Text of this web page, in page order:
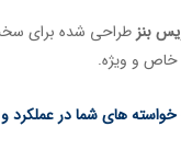
بنز طراحی شده برای
خاص و ویژه.
های شما در عملکرد و